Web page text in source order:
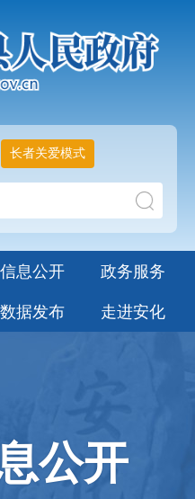
长者关爱模式
信息公开 政务服务
数据发布 走进安化
公开